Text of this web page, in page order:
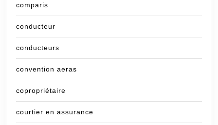
comparis
conducteur
conducteurs
convention aeras
copropriétaire
courtier en assurance